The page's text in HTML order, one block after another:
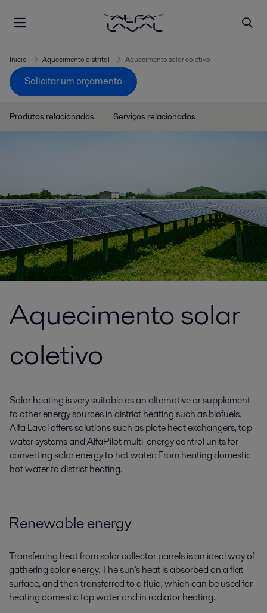
Inicio Aquecimento distrital Aquecimento solar coletivo
Solicitar um orçamento
Produtos relacionados Serviços relacionados
Aquecimento solar
coletivo
Solar heating is very suitable as an alternative or supplement
to other energy sources in district heating such as biofuels.
Alfa Laval offers solutions such as plate heat exchangers, tap
water systems and AlfaPilot multi-energy control units for
converting solar energy to hot water: From heating domestic
hot water to district heating.
Renewable energy
Transferring heat from solar collector panels is an ideal way of
gathering solar energy. The sun's heat is absorbed on a flat
surface, and then transferred to a fluid, which can be used for
heating domestic tap water and in radiator heating.